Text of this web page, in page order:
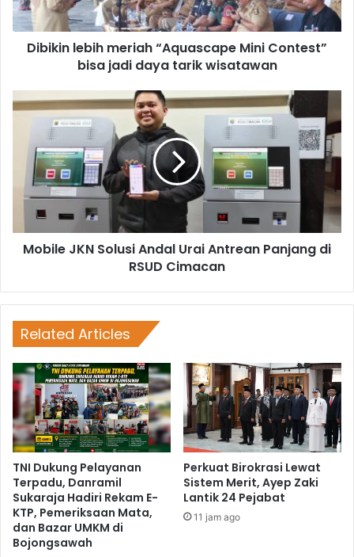
Dibikin lebih meriah “Aquascape Mini Contest”
bisa jadi daya tarik wisatawan
Mobile JKN Solusi Andal Urai Antrean Panjang di
RSUD Cimacan
Related Articles
TNI Dukung Pelayanan
Terpadu, Danramil
Sukaraja Hadiri Rekam E-
KTP, Pemeriksaan Mata,
dan Bazar UMKM di
Bojongsawah
Perkuat Birokrasi Lewat
Sistem Merit, Ayep Zaki
Lantik 24 Pejabat
11 jam ago